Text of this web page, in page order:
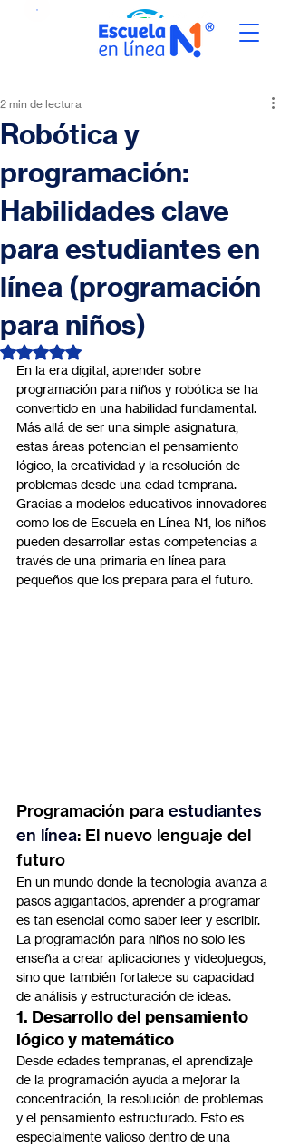
Robótica y
programación:
Habilidades clave
para estudiantes en
línea (programación
para niños)
2 min de lectura
Obtuvo NaN de 5 estrellas.
En la era digital, aprender sobre
programación para niños y robótica se ha
convertido en una habilidad fundamental.
Más allá de ser una simple asignatura,
estas áreas potencian el pensamiento
lógico, la creatividad y la resolución de
problemas desde una edad temprana.
Gracias a modelos educativos innovadores
como los de Escuela en Línea N1, los niños
pueden desarrollar estas competencias a
través de una primaria en línea para
pequeños que los prepara para el futuro.
Programación para estudiantes
en línea: El nuevo lenguaje del
futuro
En un mundo donde la tecnología avanza a
pasos agigantados, aprender a programar
es tan esencial como saber leer y escribir.
La programación para niños no solo les
enseña a crear aplicaciones y videojuegos,
sino que también fortalece su capacidad
de análisis y estructuración de ideas.
1. Desarrollo del pensamiento
lógico y matemático
Desde edades tempranas, el aprendizaje
de la programación ayuda a mejorar la
concentración, la resolución de problemas
y el pensamiento estructurado. Esto es
especialmente valioso dentro de una